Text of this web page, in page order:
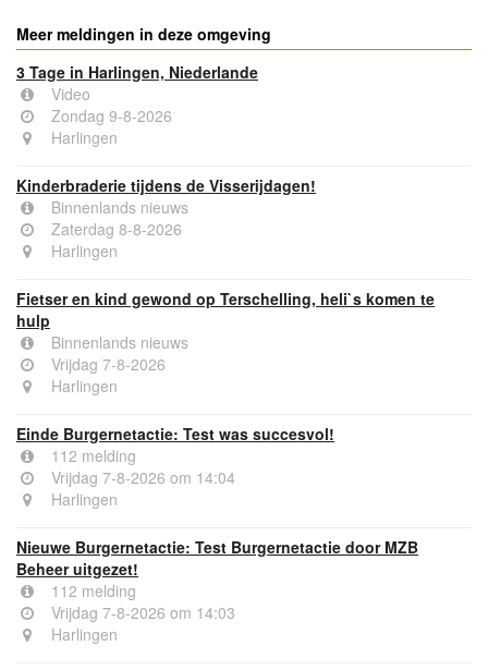
Meer meldingen in deze omgeving
3 Tage in Harlingen, Niederlande
Video
Zondag 9-8-2026
Harlingen
Kinderbraderie tijdens de Visserijdagen!
Binnenlands nieuws
Zaterdag 8-8-2026
Harlingen
Fietser en kind gewond op Terschelling, heli`s komen te
hulp
Binnenlands nieuws
Vrijdag 7-8-2026
Harlingen
Einde Burgernetactie: Test was succesvol!
112 melding
Vrijdag 7-8-2026 om 14:04
Harlingen
Nieuwe Burgernetactie: Test Burgernetactie door MZB
Beheer uitgezet!
112 melding
Vrijdag 7-8-2026 om 14:03
Harlingen